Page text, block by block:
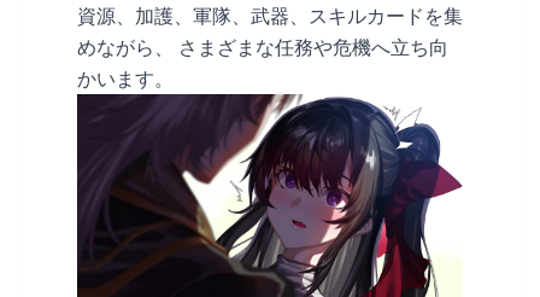
資源、加護、軍隊、武器、スキルカードを集
めながら、 さまざまな任務や危機へ立ち向
かいます。